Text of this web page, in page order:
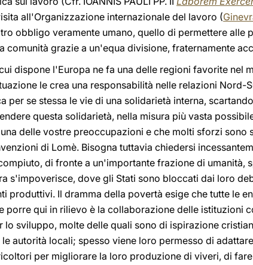
all'Organizzazione internazionale del lavoro (
obbligo veramente umano, quello di permettere alle
comunità grazie a un'equa divisione, fraternamente
dispone l'Europa ne fa una delle regioni favorite nel
le crea una responsabilità nelle relazioni Nord-
per se stessa le vie di una solidarietà interna,
questa solidarietà, nella misura più vasta
delle vostre preoccupazioni e che molti sforzi sono
di Lomè. Bisogna tuttavia chiedersi
di fronte a un'importante frazione di umanità,
s'impoverisce, dove gli Stati sono bloccati dai loro
produttivi. Il dramma della povertà esige che tutte le
porre qui in rilievo è la collaborazione delle istituzioni
lo sviluppo, molte delle quali sono di ispirazione
autorità locali; spesso viene loro permesso di
per migliorare la loro produzione di viveri, di